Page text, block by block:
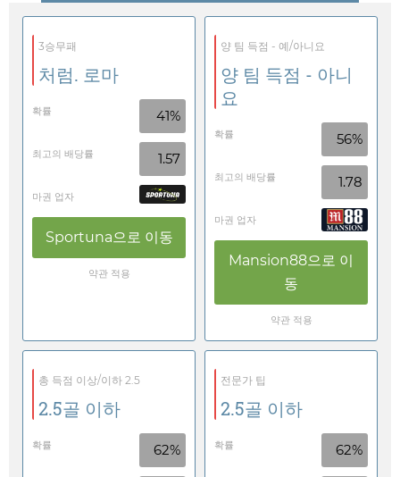
3승무패
처럼. 로마
확률 41%
최고의 배당률 1.57
마권 업자
Sportuna으로 이동
약관 적용
양 팀 득점 - 예/아니요
양 팀 득점 - 아니
요
확률 56%
최고의 배당률 1.78
마권 업자
Mansion88으로 이
동
약관 적용
총 득점 이상/이하 2.5
2.5골 이하
확률 62%
전문가 팁
2.5골 이하
확률 62%